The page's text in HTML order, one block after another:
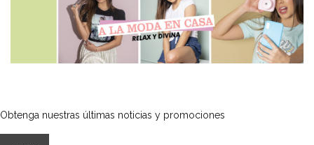
Obtenga nuestras últimas noticias y promociones